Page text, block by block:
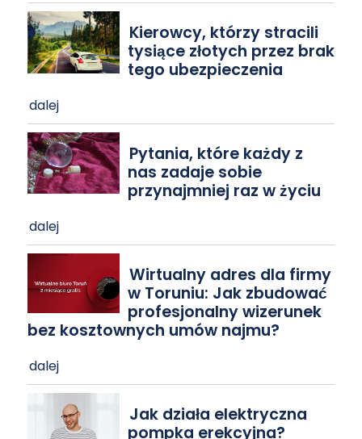
Kierowcy, którzy stracili
tysiące złotych przez brak
tego ubezpieczenia
dalej
Pytania, które każdy z
nas zadaje sobie
przynajmniej raz w życiu
dalej
Wirtualny adres dla firmy
w Toruniu: Jak zbudować
profesjonalny wizerunek
bez kosztownych umów najmu?
dalej
Jak działa elektryczna
pompka erekcyjna?